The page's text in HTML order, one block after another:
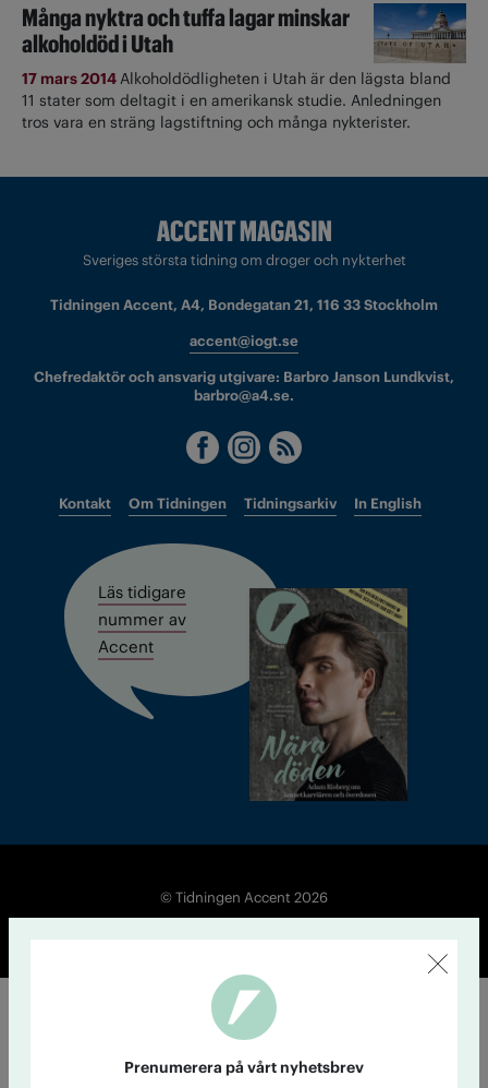
Många nyktra och tuffa lagar minskar
alkoholdöd i Utah
17 mars 2014Alkoholdödligheten i Utah är den lägsta bland
11 stater som deltagit i en amerikansk studie. Anledningen
tros vara en sträng lagstiftning och många nykterister.
Sveriges största tidning om droger och nykterhet
Tidningen Accent, A4, Bondegatan 21, 116 33 Stockholm
accent@iogt.se
Chefredaktör och ansvarig utgivare: Barbro Janson Lundkvist,
barbro@a4.se.
Kontakt Om Tidningen Tidningsarkiv In English
Läs tidigare
nummer av
Accent
© Tidningen Accent 2026
Prenumerera på vårt nyhetsbrev